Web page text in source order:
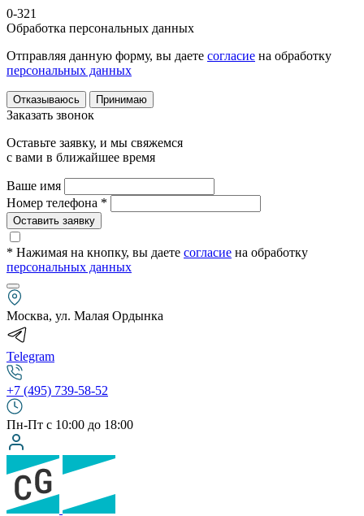
0-321
Обработка персональных данных
Отправляя данную форму, вы даете согласие на обработку
персональных данных
Отказываюсь Принимаю
Заказать звонок
Оставьте заявку, и мы свяжемся
с вами в ближайшее время
Ваше имя
Номер телефона *
Оставить заявку
* Нажимая на кнопку, вы даете согласие на обработку
персональных данных
Москва, ул. Малая Ордынка
Telegram
+7 (495) 739-58-52
Пн-Пт с 10:00 до 18:00